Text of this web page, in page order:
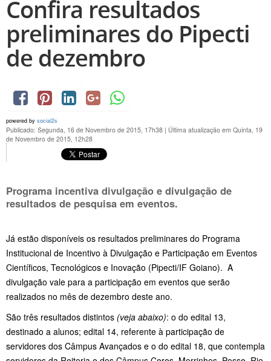
Confira resultados
preliminares do Pipecti
de dezembro
powered by social2s
Publicado: Segunda, 16 de Novembro de 2015, 17h38 | Última atualização em Quinta, 19
de Novembro de 2015, 12h28
Programa incentiva divulgação e divulgação de
resultados de pesquisa em eventos.
Já estão disponíveis os resultados preliminares do Programa
Institucional de Incentivo à Divulgação e Participação em Eventos
Científicos, Tecnológicos e Inovação (Pipecti/IF Goiano). A
divulgação vale para a participação em eventos que serão
realizados no mês de dezembro deste ano.
São três resultados distintos (veja abaixo): o do edital 13,
destinado a alunos; edital 14, referente à participação de
servidores dos Câmpus Avançados e o do edital 18, que contempla